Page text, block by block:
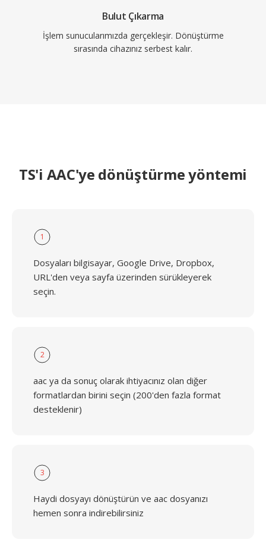
Bulut Çıkarma
İşlem sunucularımızda gerçekleşir. Dönüştürme
sırasında cihazınız serbest kalır.
TS'i AAC'ye dönüştürme yöntemi
1
Dosyaları bilgisayar, Google Drive, Dropbox,
URL'den veya sayfa üzerinden sürükleyerek
seçin.
2
aac ya da sonuç olarak ihtiyacınız olan diğer
formatlardan birini seçin (200'den fazla format
desteklenir)
3
Haydi dosyayı dönüştürün ve aac dosyanızı
hemen sonra indirebilirsiniz